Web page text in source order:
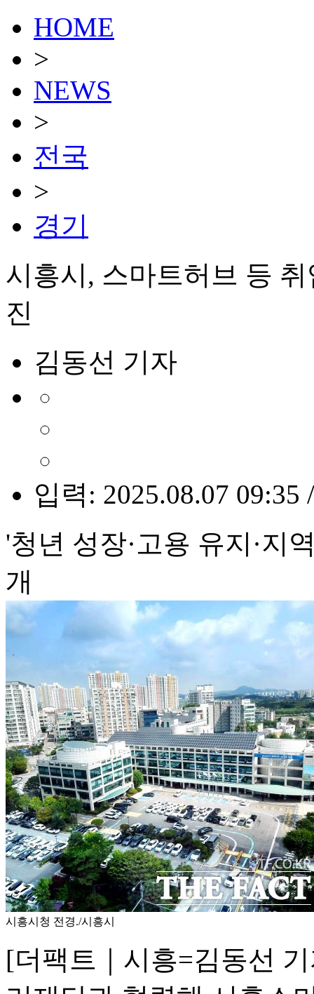
HOME
>
NEWS
>
전국
>
경기
시흥시, 스마트허브 등
진
김동선 기자
입력: 2025.08.07 09:35
'청년 성장·고용 유지·지
개
시흥시청 전경./시흥시
[더팩트｜시흥=김동선